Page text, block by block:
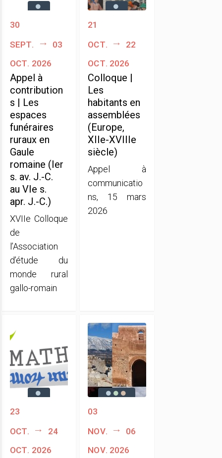
30
sept.
03
oct. 2026
Appel à
contribution
s | Les
espaces
funéraires
ruraux en
Gaule
romaine (Ier
s. av. J.-C.
au VIe s.
apr. J.-C.)
XVIIe Colloque
de
l’Association
d’étude du
monde rural
gallo-romain
21
oct.
22
oct. 2026
Colloque |
Les
habitants en
assemblées
(Europe,
XIIe-XVIIIe
siècle)
Appel à
communicatio
ns, 15 mars
2026
23
oct.
24
oct. 2026
03
nov.
06
nov. 2026